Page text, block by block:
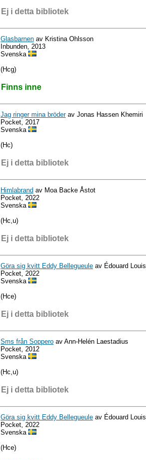
Ej i detta bibliotek
Glasbarnen av Kristina Ohlsson
Inbunden, 2013
Svenska
(Hcg)
Finns inne
Jag ringer mina bröderav Jonas Hassen Khemiri
Pocket, 2017
Svenska
(Hc)
Ej i detta bibliotek
Himlabrand av Moa Backe Åstot
Pocket, 2022
Svenska
(Hc,u)
Ej i detta bibliotek
Göra sig kvitt Eddy Bellegueule av Édouard Louis
Pocket, 2022
Svenska
(Hce)
Ej i detta bibliotek
Sms från Soppero av Ann-Helén Laestadius
Pocket, 2012
Svenska
(Hc,u)
Ej i detta bibliotek
Göra sig kvitt Eddy Bellegueule av Édouard Louis
Pocket, 2022
Svenska
(Hce)